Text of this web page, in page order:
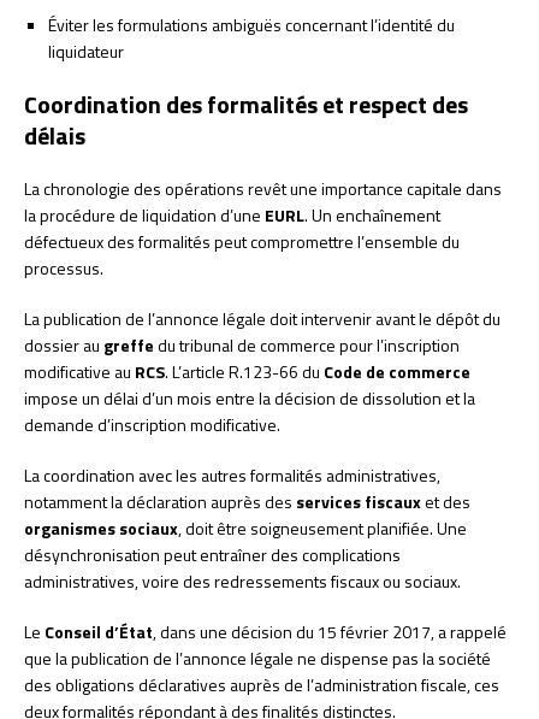
Éviter les formulations ambiguës concernant l’identité du
liquidateur
Coordination des formalités et respect des
délais
La chronologie des opérations revêt une importance capitale dans
la procédure de liquidation d’une EURL. Un enchaînement
défectueux des formalités peut compromettre l’ensemble du
processus.
La publication de l’annonce légale doit intervenir avant le dépôt du
dossier au greffedu tribunal de commerce pour l’inscription
modificative au RCS. L’article R.123-66 du Code de commerce
impose un délai d’un mois entre la décision de dissolution et la
demande d’inscription modificative.
La coordination avec les autres formalités administratives,
notamment la déclaration auprès des services fiscauxet des
organismes sociaux, doit être soigneusement planifiée. Une
désynchronisation peut entraîner des complications
administratives, voire des redressements fiscaux ou sociaux.
Le Conseil d’État, dans une décision du 15 février 2017, a rappelé
que la publication de l’annonce légale ne dispense pas la société
des obligations déclaratives auprès de l’administration fiscale, ces
deux formalités répondant à des finalités distinctes.